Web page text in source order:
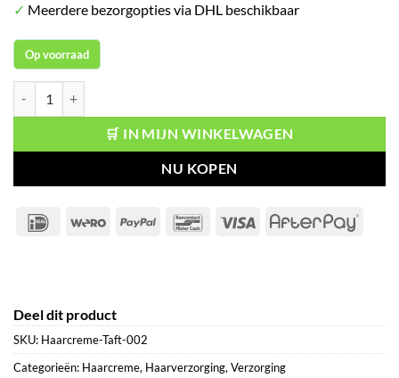
✓ Meerdere bezorgopties via DHL beschikbaar
Op voorraad
🛒 IN MIJN WINKELWAGEN
NU KOPEN
IDeal Wero PayPal Bancontact
Visa
Deel dit product
SKU: Haarcreme-Taft-002
Categorieën: Haarcreme, Haarverzorging,Verzorging